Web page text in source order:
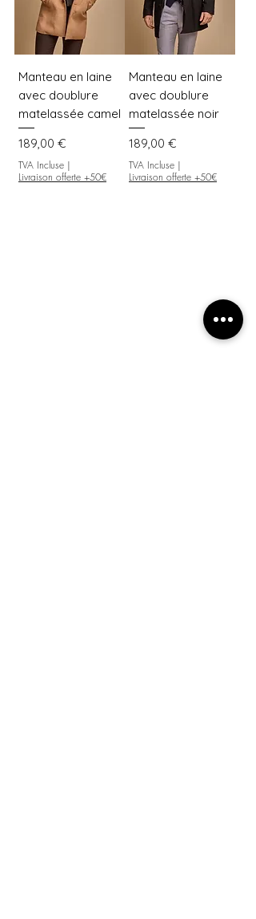
Manteau en laine
avec doublure
matelassée camel
Prix
189,00 €
TVA Incluse |
Livraison offerte +50€
Manteau en laine
avec doublure
matelassée noir
Prix
189,00 €
TVA Incluse |
Livraison offerte +50€